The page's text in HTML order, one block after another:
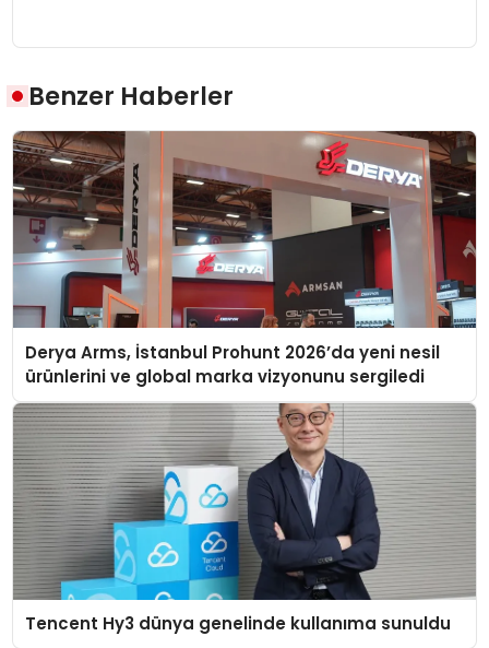
Benzer Haberler
Derya Arms, İstanbul Prohunt 2026’da yeni nesil
ürünlerini ve global marka vizyonunu sergiledi
Tencent Hy3 dünya genelinde kullanıma sunuldu